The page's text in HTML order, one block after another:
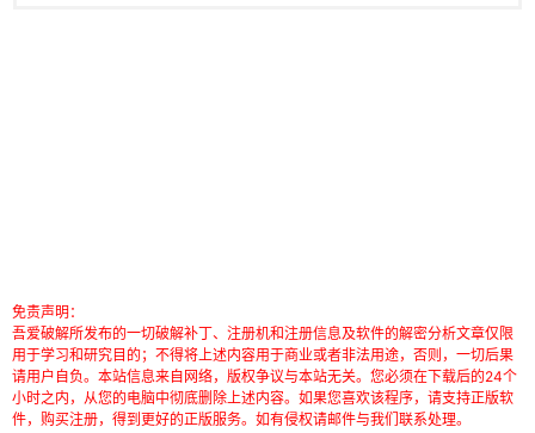
免责声明：
吾爱破解所发布的一切破解补丁、注册机和注册信息及软件的解密分析文章仅限
用于学习和研究目的；不得将上述内容用于商业或者非法用途，否则，一切后果
请用户自负。本站信息来自网络，版权争议与本站无关。您必须在下载后的24个
小时之内，从您的电脑中彻底删除上述内容。如果您喜欢该程序，请支持正版软
件，购买注册，得到更好的正版服务。如有侵权请邮件与我们联系处理。